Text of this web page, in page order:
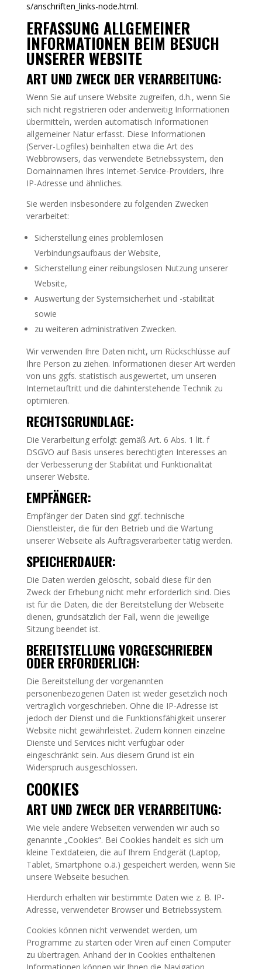
s/anschriften_links-node.html.
ERFASSUNG ALLGEMEINER
INFORMATIONEN BEIM BESUCH
UNSERER WEBSITE
ART UND ZWECK DER VERARBEITUNG:
Wenn Sie auf unsere Website zugreifen, d.h., wenn Sie
sich nicht registrieren oder anderweitig Informationen
übermitteln, werden automatisch Informationen
allgemeiner Natur erfasst. Diese Informationen
(Server-Logfiles) beinhalten etwa die Art des
Webbrowsers, das verwendete Betriebssystem, den
Domainnamen Ihres Internet-Service-Providers, Ihre
IP-Adresse und ähnliches.
Sie werden insbesondere zu folgenden Zwecken
verarbeitet:
Sicherstellung eines problemlosen
Verbindungsaufbaus der Website,
Sicherstellung einer reibungslosen Nutzung unserer
Website,
Auswertung der Systemsicherheit und -stabilität
sowie
zu weiteren administrativen Zwecken.
Wir verwenden Ihre Daten nicht, um Rückschlüsse auf
Ihre Person zu ziehen. Informationen dieser Art werden
von uns ggfs. statistisch ausgewertet, um unseren
Internetauftritt und die dahinterstehende Technik zu
optimieren.
RECHTSGRUNDLAGE:
Die Verarbeitung erfolgt gemäß Art. 6 Abs. 1 lit. f
DSGVO auf Basis unseres berechtigten Interesses an
der Verbesserung der Stabilität und Funktionalität
unserer Website.
EMPFÄNGER:
Empfänger der Daten sind ggf. technische
Dienstleister, die für den Betrieb und die Wartung
unserer Webseite als Auftragsverarbeiter tätig werden.
SPEICHERDAUER:
Die Daten werden gelöscht, sobald diese für den
Zweck der Erhebung nicht mehr erforderlich sind. Dies
ist für die Daten, die der Bereitstellung der Webseite
dienen, grundsätzlich der Fall, wenn die jeweilige
Sitzung beendet ist.
BEREITSTELLUNG VORGESCHRIEBEN
ODER ERFORDERLICH:
Die Bereitstellung der vorgenannten
personenbezogenen Daten ist weder gesetzlich noch
vertraglich vorgeschrieben. Ohne die IP-Adresse ist
jedoch der Dienst und die Funktionsfähigkeit unserer
Website nicht gewährleistet. Zudem können einzelne
Dienste und Services nicht verfügbar oder
eingeschränkt sein. Aus diesem Grund ist ein
Widerspruch ausgeschlossen.
COOKIES
ART UND ZWECK DER VERARBEITUNG:
Wie viele andere Webseiten verwenden wir auch so
genannte „Cookies“. Bei Cookies handelt es sich um
kleine Textdateien, die auf Ihrem Endgerät (Laptop,
Tablet, Smartphone o.ä.) gespeichert werden, wenn Sie
unsere Webseite besuchen.
Hierdurch erhalten wir bestimmte Daten wie z. B. IP-
Adresse, verwendeter Browser und Betriebssystem.
Cookies können nicht verwendet werden, um
Programme zu starten oder Viren auf einen Computer
zu übertragen. Anhand der in Cookies enthaltenen